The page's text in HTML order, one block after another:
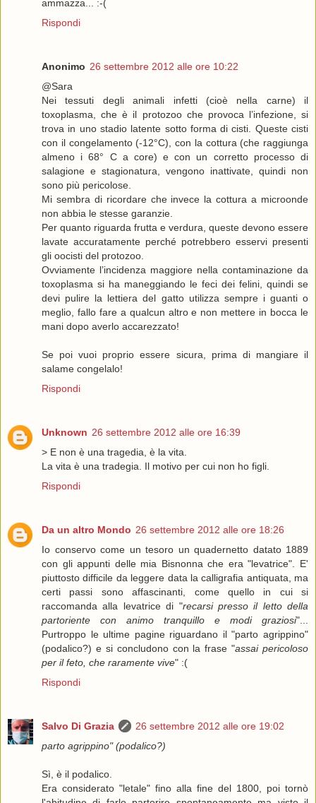
ammazza... :-(
Rispondi
Anonimo 26 settembre 2012 alle ore 10:22
@Sara
Nei tessuti degli animali infetti (cioè nella carne) il
toxoplasma, che è il protozoo che provoca l’infezione, si
trova in uno stadio latente sotto forma di cisti. Queste cisti
con il congelamento (-12°C), con la cottura (che raggiunga
almeno i 68° C a core) e con un corretto processo di
salagione e stagionatura, vengono inattivate, quindi non
sono più pericolose.
Mi sembra di ricordare che invece la cottura a microonde
non abbia le stesse garanzie.
Per quanto riguarda frutta e verdura, queste devono essere
lavate accuratamente perché potrebbero esservi presenti
gli oocisti del protozoo.
Ovviamente l’incidenza maggiore nella contaminazione da
toxoplasma si ha maneggiando le feci dei felini, quindi se
devi pulire la lettiera del gatto utilizza sempre i guanti o
meglio, fallo fare a qualcun altro e non mettere in bocca le
mani dopo averlo accarezzato!
Se poi vuoi proprio essere sicura, prima di mangiare il
salame congelalo!
Rispondi
Unknown 26 settembre 2012 alle ore 16:39
> E non è una tragedia, è la vita.
La vita è una tradegia. Il motivo per cui non ho figli.
Rispondi
Da un altro Mondo 26 settembre 2012 alle ore 18:26
Io conservo come un tesoro un quadernetto datato 1889
con gli appunti delle mia Bisnonna che era "levatrice". E'
piuttosto difficile da leggere data la calligrafia antiquata, ma
certi passi sono affascinanti, come quello in cui si
raccomanda alla levatrice di "recarsi presso il letto della
partoriente con animo tranquillo e modi graziosi"...
Purtroppo le ultime pagine riguardano il "parto agrippino"
(podalico?) e si concludono con la frase "assai pericoloso
per il feto, che raramente vive" :(
Rispondi
Salvo Di Grazia
26 settembre 2012 alle ore 19:02
parto agrippino" (podalico?)
Sì, è il podalico.
Era considerato "letale" fino alla fine del 1800, poi tornò